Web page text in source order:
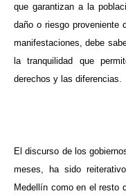
que garantizan a la
daño o riesgo proveniente
manifestaciones, debe
la tranquilidad que
derechos y las diferencias.
El discurso de los
meses, ha sido
Medellín como en el resto